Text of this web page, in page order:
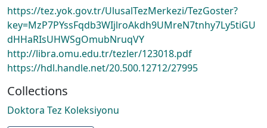
https://tez.yok.gov.tr/UlusalTezMerkezi/TezGoster?
key=MzP7PYssFqdb3WIjlroAkdh9UMreN7tnhy7Ly5tiGU
dHHaRIsUHWSgOmubNruqVY
http://libra.omu.edu.tr/tezler/123018.pdf
https://hdl.handle.net/20.500.12712/27995
Collections
Doktora Tez Koleksiyonu